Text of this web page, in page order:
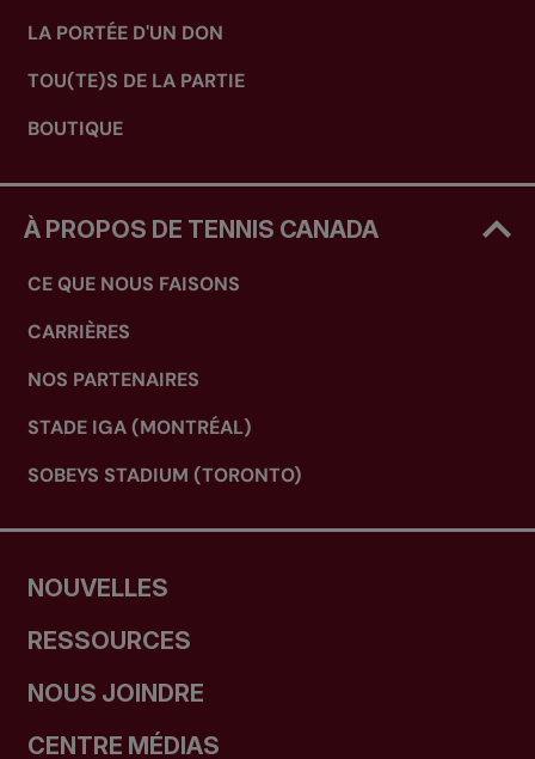
LA PORTÉE D'UN DON
TOU(TE)S DE LA PARTIE
BOUTIQUE
À PROPOS DE TENNIS CANADA
CE QUE NOUS FAISONS
CARRIÈRES
NOS PARTENAIRES
STADE IGA (MONTRÉAL)
SOBEYS STADIUM (TORONTO)
NOUVELLES
RESSOURCES
NOUS JOINDRE
CENTRE MÉDIAS